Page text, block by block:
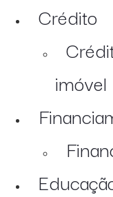
Crédito
imóvel